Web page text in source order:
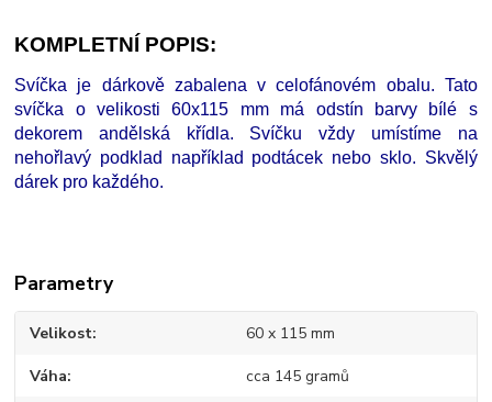
KOMPLETNÍ POPIS:
Svíčka je dárkově zabalena v celofánovém obalu. Tato
svíčka o velikosti 60x115 mm má odstín barvy bílé s
dekorem andělská křídla. Svíčku vždy umístíme na
nehořlavý podklad například podtácek nebo sklo. Skvělý
dárek pro každého.
Parametry
Velikost 60 x 115 mm
Váha cca 145 gramů